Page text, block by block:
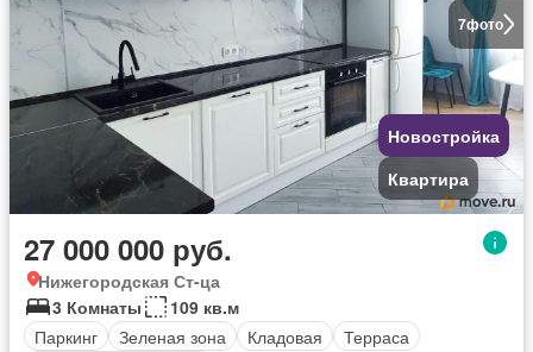
7фото
Новостройка
Квартира
27 000 000 руб.
Нижегородская Ст-ца
3 Комнаты
109 кв.м
Паркинг
Зеленая зона Кладовая
Терраса